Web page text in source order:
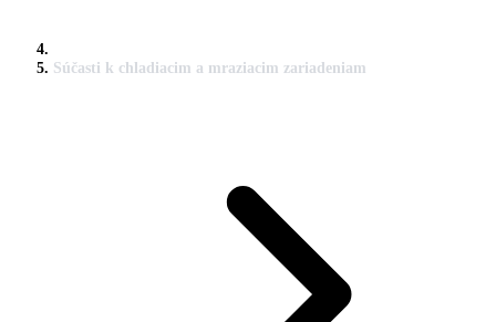
Súčasti k chladiacim a mraziacim zariadeniam